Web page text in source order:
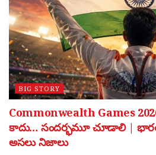
BIG STORY
Commonwealth Games
కాదు… సందర్భమూ చూడాలి |
అసలు నిజాలు